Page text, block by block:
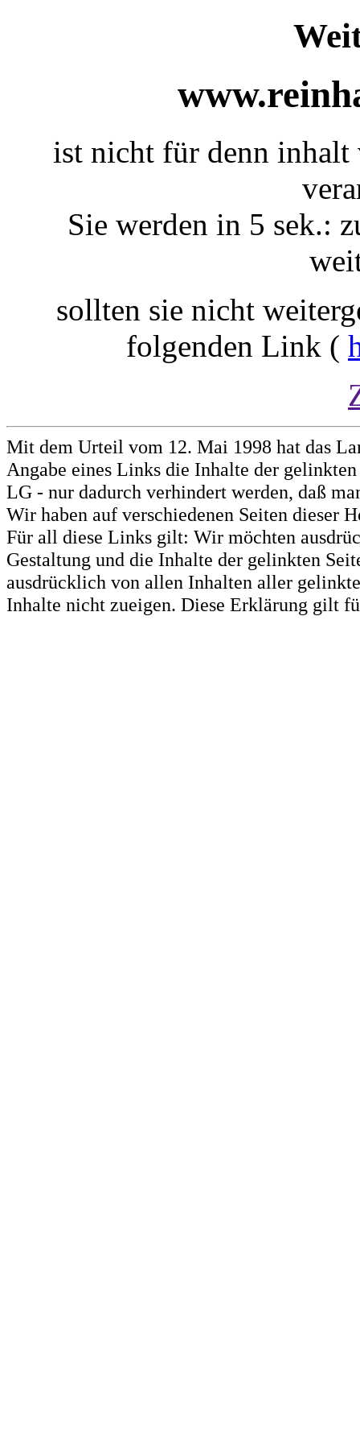
ist nicht für denn
Sie werden in 5 sek.:
sollten sie nicht
folgenden Link (
Mit dem Urteil vom 12. Mai 1998 hat das
Angabe eines Links die Inhalte der
LG - nur dadurch verhindert werden, daß
Wir haben auf verschiedenen Seiten dieser
Für all diese Links gilt: Wir möchten
Gestaltung und die Inhalte der gelinkten
ausdrücklich von allen Inhalten aller
Inhalte nicht zueigen. Diese Erklärung gilt